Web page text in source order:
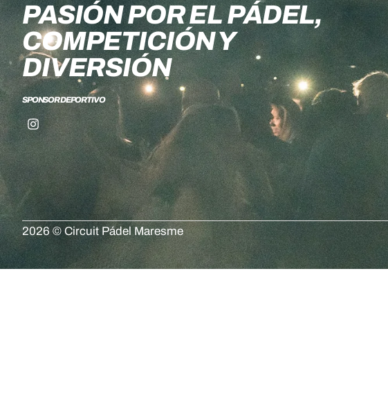
PASIÓN POR EL PÁDEL,
COMPETICIÓN Y
DIVERSIÓN
SPONSOR DEPORTIVO
2026 © Circuit Pádel Maresme